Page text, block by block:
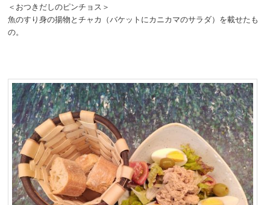
＜おつきだしのピンチョス＞
魚のすり身の揚物とチャカ（バケットにカニカマのサラダ）を載せたも
の。